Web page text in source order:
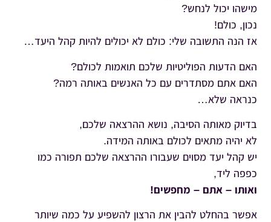
מישהו יכול לנחש?
נכון, כולם!
אז הנה התשובה שלי: כולם לא יכולים להיות קהל היעד…
האם הדעות הפוליטיות שלכם תואמות לכולם?
האם אתם מסתדרים עם כל האנשים באותה רמה?
כנראה שלא…
בדיוק מאותה הסיבה, נושא ההרצאה שלכם,
לא יהיה מתאים לכולם באותה המידה.
יש קהל יעד מסוים שעבורו ההרצאה שלכם תפורה כמו
כפפה ליד,
ואותו – אתם – מחפשים!
אפשר בהחלט להבין את הרצון להשפיע על כמה שיותר